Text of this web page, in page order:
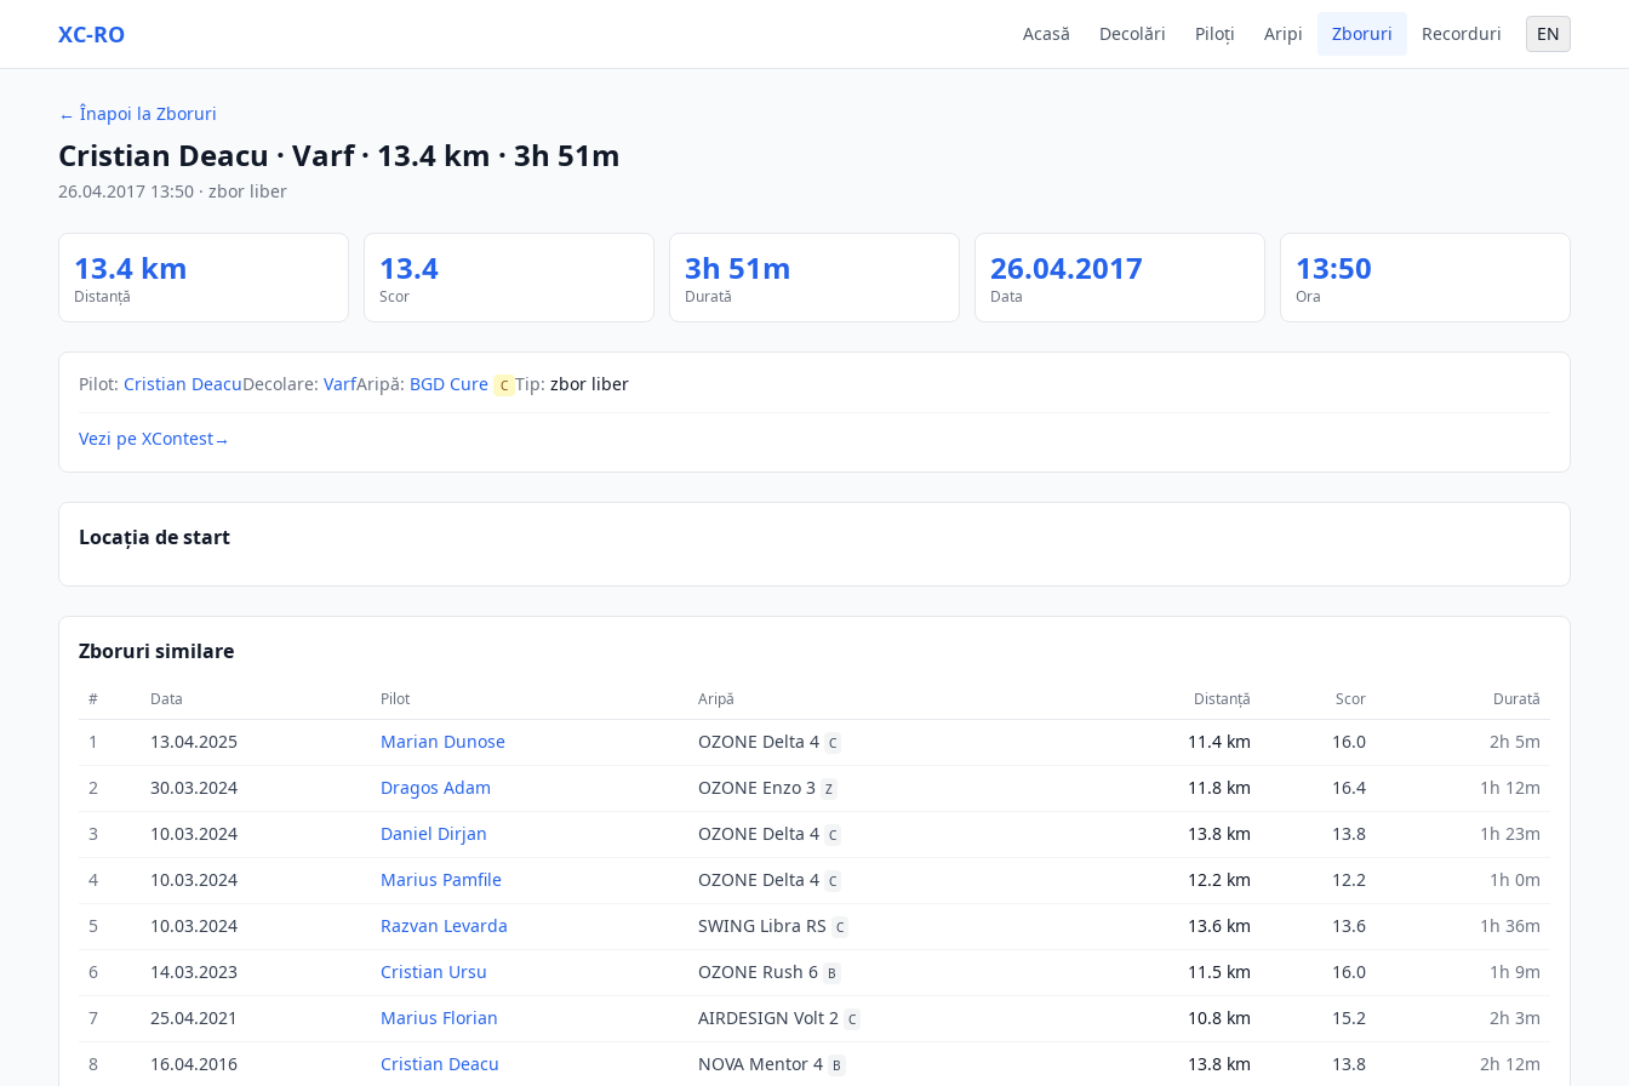
XC-RO Acasă Decolări Piloți Aripi Zboruri Recorduri EN
← Înapoi la Zboruri
Cristian Deacu · Varf· 13.4 km · 3h 51m
26.04.2017 13:50 · zbor liber
13.4 km
Distanță
13.4
Scor
3h 51m
Durată
26.04.2017
Data
13:50
Ora
Pilot: Cristian DeacuDecolare: VarfAripă: BGD Cure C Tip: zbor liber
Vezi pe XContest→
Locația de start
Zboruri similare
# Data Pilot Aripă Distanță Scor Durată
1 13.04.2025 Marian Dunose OZONE Delta 4 C 11.4 km 16.0
2h 5m
2
30.03.2024 Dragos Adam OZONE Enzo 3 Z 11.8 km 16.4
1h 12m
3
10.03.2024 Daniel Dirjan OZONE Delta 4 C 13.8 km 13.8
1h 23m
4
10.03.2024 Marius Pamfile OZONE Delta 4 C 12.2 km 12.2
1h 0m
5
10.03.2024 Razvan Levarda SWING Libra RS C 13.6 km 13.6
1h 36m
6
14.03.2023 Cristian Ursu OZONE Rush 6 B 11.5 km 16.0
1h 9m
7
25.04.2021 Marius Florian AIRDESIGN Volt 2 C 10.8 km 15.2
2h 3m
8
16.04.2016 Cristian Deacu NOVA Mentor 4 B 13.8 km 13.8 2h 12m